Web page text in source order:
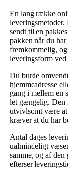
En lang række
leveringsmetoder.
sendt til en
pakken når du
fremkommelig, og
leveringsform
Du burde
hjemmeadresse
gang i mellem en
let gængelig. Den
utvivlsomt være at
kræver at du har
Antal dages
ualmindeligt
samme, og af
efterser